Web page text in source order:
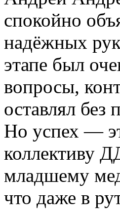
спокойно
надёжных
этапе был
вопросы,
оставлял
Но успех —
коллективу
младшему
что даже в